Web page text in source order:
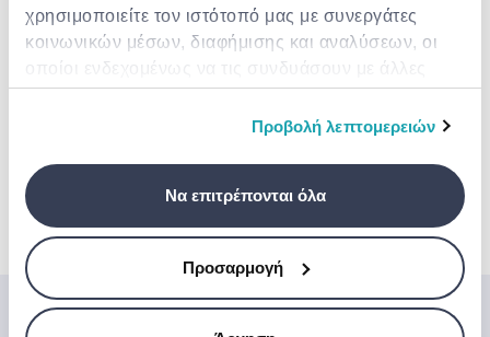
χρησιμοποιείτε τον ιστότοπό μας με συνεργάτες
κοινωνικών μέσων, διαφήμισης και αναλύσεων, οι
οποίοι ενδεχομένως να τις συνδυάσουν με άλλες
πληροφορίες που τους έχετε παραχωρήσει ή τις
οποίες έχουν συλλέξει σε σχέση με την από μέρους
Προβολή λεπτομερειών
Να επιτρέπονται όλα
Προσαρμογή
Παρόμοια προϊόντα
-10% EXCLUSIVE
volume set original
250 ml & 250 ml & 50
-10% EXCLUSIVE
MOROCCANOIL
ml & 250 ml & 50 ml
€ 58.00
-10% EXCLUSIVE
MOROCCANOIL
control set
250 ml & 250 ml